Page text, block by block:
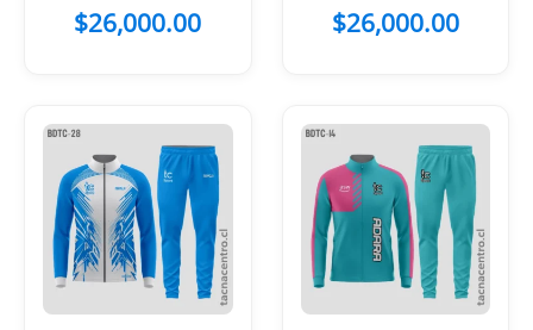
$26,000.00 $26,000.00